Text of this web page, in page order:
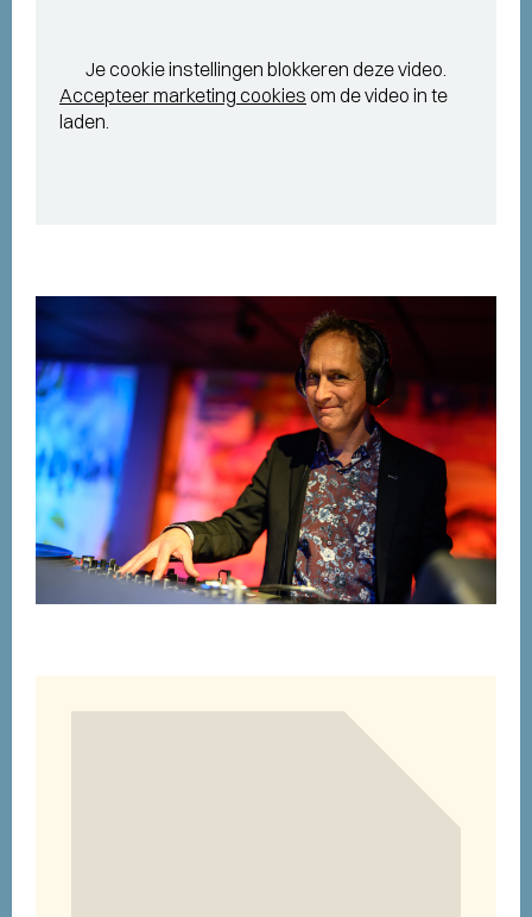
Je cookie instellingen blokkeren deze video.
Accepteer marketing cookies om de video in te
laden.